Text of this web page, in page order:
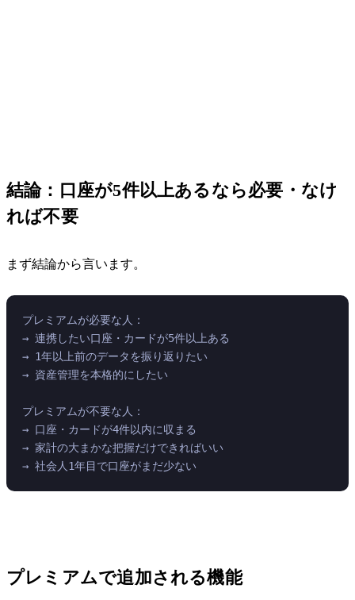
結論：口座が5件以上あるなら必要・なけ
れば不要
まず結論から言います。
プレミアムが必要な人：
→ 連携したい口座・カードが5件以上ある
→ 1年以上前のデータを振り返りたい
→ 資産管理を本格的にしたい
プレミアムが不要な人：
→ 口座・カードが4件以内に収まる
→ 家計の大まかな把握だけできればいい
→ 社会人1年目で口座がまだ少ない
プレミアムで追加される機能